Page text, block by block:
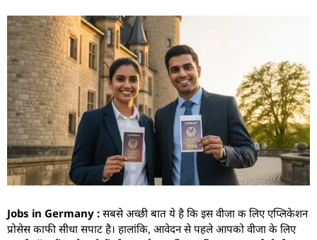
Jobs in Germany : सबसे अच्छी बात ये है कि इस वीजा क लिए एप्लिकेशन
प्रोसेस काफी सीधा सपाट है। हालांकि, आवेदन से पहले आपको वीजा के लिए